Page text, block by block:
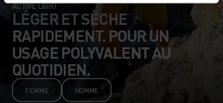
ACTIVE LIGHT
LÉGER ET SÈCHE
RAPIDEMENT. POUR UN
USAGE POLYVALENT AU
QUOTIDIEN.
FEMME HOMME